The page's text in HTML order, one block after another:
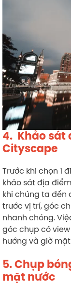
4. Khảo sát
Cityscape
Trước khi chọn 1
khảo sát địa
khi chúng ta đến
trước vị trí, góc
nhanh chóng.
góc chụp có
hướng và giờ
5. Chụp
mặt nước